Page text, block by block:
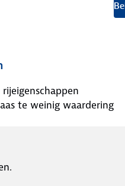
rijeigenschappen
te weinig waardering